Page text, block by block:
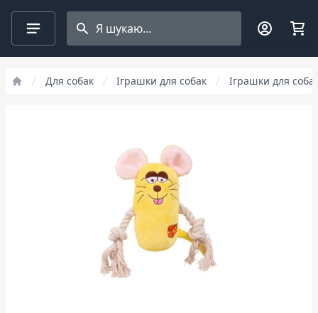
Search projects
Для собак Іграшки для собак Іграшки для